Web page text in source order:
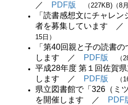
／
PDF版 （227KB)（8
「読書感想文にチャレ
者を募集しています ／
15日）
「第40回親と子の読書
します ／
PDF版 （
平成28年度 第１回佐賀
します ／
PDF版 （
県立図書館で「326（ミ
を開催します ／
PDF